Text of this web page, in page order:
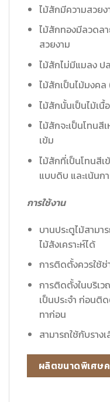
ไม้สักมีความสวยง
ไม้สักทองมีลวดลา
สวยงาม
ไม้สักไม่มีแมลง
ไม้สักเป็นไม้มงค
ไม้สักนั้นเป็นไม้เ
ไม้สักจะเป็นโทนสี
เข้ม
ไม้สักที่เป็นโทนสี
แบบดิบ และเน้นก
การใช้งาน
บานประตูไม้สาม
ไม้สังเคราะห์ได้
การติดตั้งควรใช้ช่
การติดตั้งในบริเ
เป็นประจำ ก่อนติ
ทาก่อน
สามารถใช้กับราง
ผลิตขนาดพิเศษ